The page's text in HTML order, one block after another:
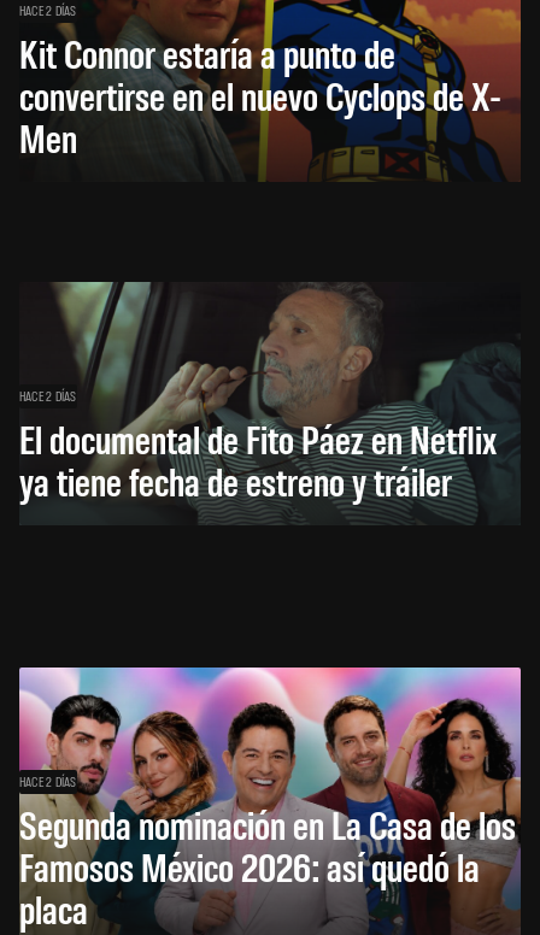
HACE 2 DÍAS
Kit Connor estaría a punto de
convertirse en el nuevo Cyclops de X-
Men
HACE 2 DÍAS
El documental de Fito Páez en Netflix
ya tiene fecha de estreno y tráiler
HACE 2 DÍAS
Segunda nominación en La Casa de los
Famosos México 2026: así quedó la
placa